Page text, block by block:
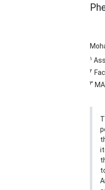
1
2
3